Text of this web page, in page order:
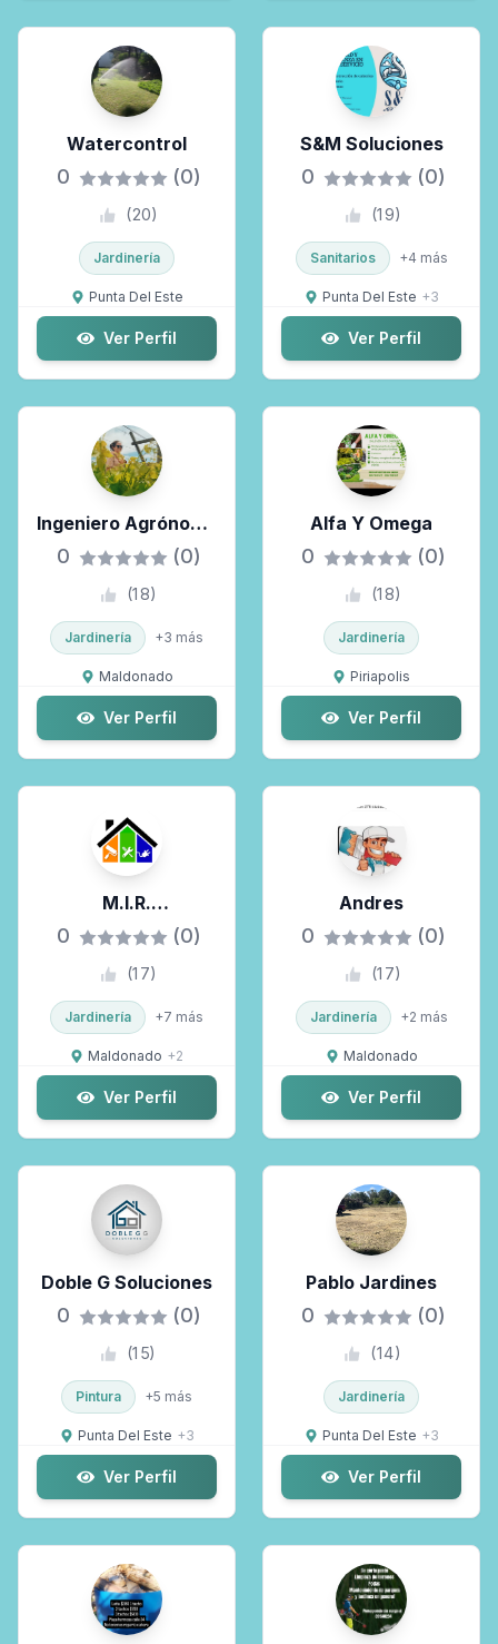
Watercontrol
0 (0)
(20)
Jardinería
Punta Del Este
Ver Perfil
S&M Soluciones
0 (0)
(19)
Sanitarios +4 más
Punta Del Este +3
Ver Perfil
Ingeniero Agrónomo
Hernández
0 (0)
(18)
Jardinería +3 más
Maldonado
Ver Perfil
Alfa Y Omega
0 (0)
(18)
Jardinería
Piriapolis
Ver Perfil
M.I.R.
Mantenimiento
0 (0)
(17)
Jardinería +7 más
Maldonado +2
Ver Perfil
Andres
0 (0)
(17)
Jardinería +2 más
Maldonado
Ver Perfil
Doble G Soluciones
0 (0)
(15)
Pintura +5 más
Punta Del Este +3
Ver Perfil
Pablo Jardines
0 (0)
(14)
Jardinería
Punta Del Este +3
Ver Perfil